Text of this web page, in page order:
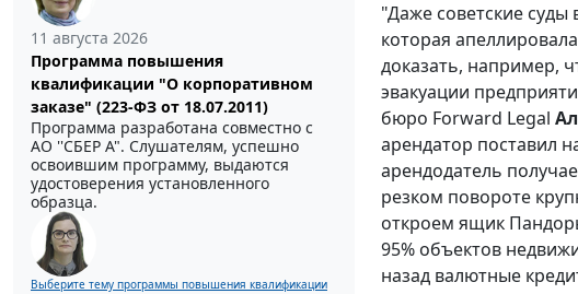
11 августа 2026
Программа повышения
квалификации "О корпоративном
заказе" (223-ФЗ от 18.07.2011)
Программа разработана совместно с
АО ''СБЕР А". Слушателям, успешно
освоившим программу, выдаются
удостоверения установленного
образца.
Выберите тему программы повышения квалификации
"Даже советские
которая
доказать, например,
эвакуации
бюро Forward Legal
арендатор поставил
арендодатель
резком повороте
откроем ящик
95% объектов
назад валютные